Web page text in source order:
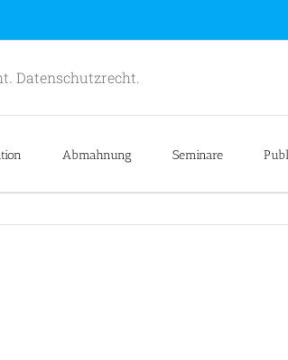
Datenschutzrecht.
Abmahnung Seminare